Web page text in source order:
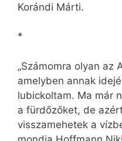
Korándi Márti.
*
„Számomra olyan az
amelyben annak
lubickoltam. Ma már
a fürdőzőket, de
visszamehetek a